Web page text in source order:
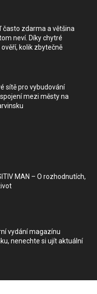
často zdarma a většina
neví. Díky chytré
kolik zbytečně
sítě pro vybudování
mezi městy na
MAN – O rozhodnutích,
vydání magazínu
nenechte si ujít aktuální